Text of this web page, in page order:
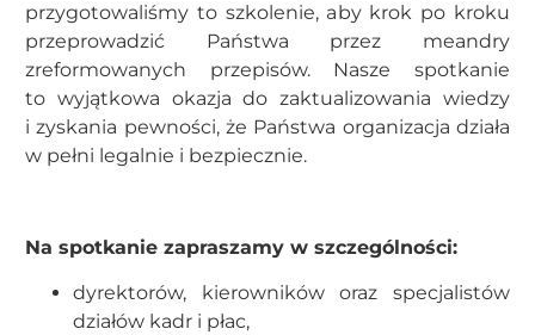
przygotowaliśmy to szkolenie, aby krok po kroku
przeprowadzić Państwa przez meandry
zreformowanych przepisów. Nasze spotkanie
to wyjątkowa okazja do zaktualizowania wiedzy
i zyskania pewności, że Państwa organizacja działa
w pełni legalnie i bezpiecznie.
Na spotkanie zapraszamy w szczególności:
dyrektorów, kierowników oraz specjalistów
działów kadr i płac,